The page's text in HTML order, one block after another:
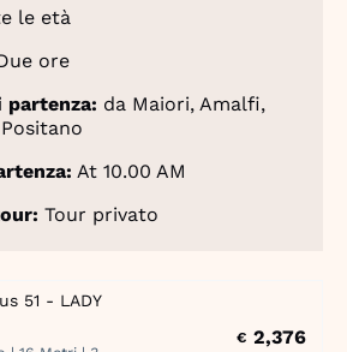
le età
ore
partenza: da Maiori, Amalfi,
At 10.00 AM
Tour privato
51 - LADY
€ 2,376